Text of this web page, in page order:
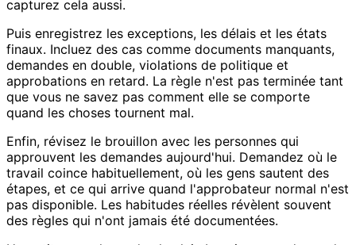
capturez cela aussi.
Puis enregistrez les exceptions, les délais et les états
finaux. Incluez des cas comme documents manquants,
demandes en double, violations de politique et
approbations en retard. La règle n'est pas terminée tant
que vous ne savez pas comment elle se comporte
quand les choses tournent mal.
Enfin, révisez le brouillon avec les personnes qui
approuvent les demandes aujourd'hui. Demandez où le
travail coince habituellement, où les gens sautent des
étapes, et ce qui arrive quand l'approbateur normal n'est
pas disponible. Les habitudes réelles révèlent souvent
des règles qui n'ont jamais été documentées.